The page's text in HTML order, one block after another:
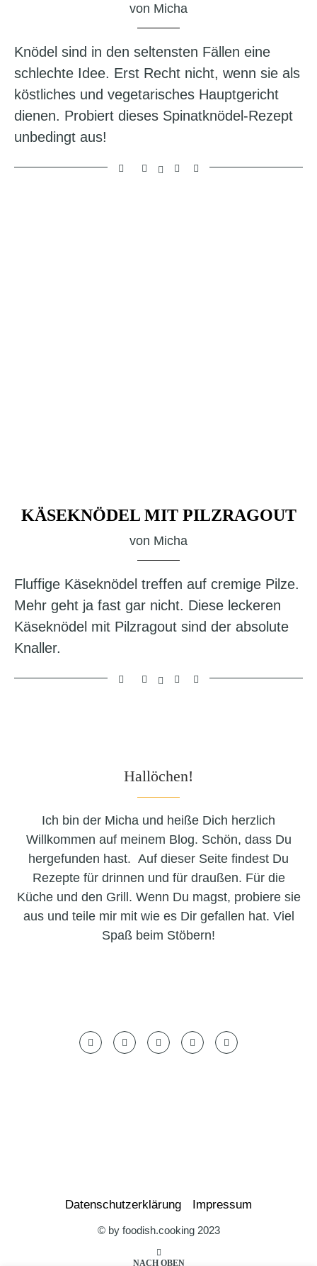
von Micha
Knödel sind in den seltensten Fällen eine
schlechte Idee. Erst Recht nicht, wenn sie als
köstliches und vegetarisches Hauptgericht
dienen. Probiert dieses Spinatknödel-Rezept
unbedingt aus!
KÄSEKNÖDEL MIT PILZRAGOUT
von Micha
Fluffige Käseknödel treffen auf cremige Pilze.
Mehr geht ja fast gar nicht. Diese leckeren
Käseknödel mit Pilzragout sind der absolute
Knaller.
Hallöchen!
Ich bin der Micha und heiße Dich herzlich
Willkommen auf meinem Blog. Schön, dass Du
hergefunden hast. Auf dieser Seite findest Du
Rezepte für drinnen und für draußen. Für die
Küche und den Grill. Wenn Du magst, probiere sie
aus und teile mir mit wie es Dir gefallen hat. Viel
Spaß beim Stöbern!
Datenschutzerklärung Impressum
© by foodish.cooking 2023
NACH OBEN